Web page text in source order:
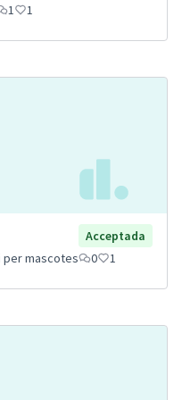
1 1
Acceptada
per mascotes 0 1